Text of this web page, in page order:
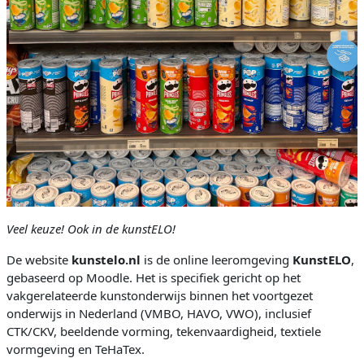
Veel keuze! Ook in de kunstELO!
De website kunstelo.nl is de online leeromgeving KunstELO,
gebaseerd op Moodle. Het is specifiek gericht op het
vakgerelateerde kunstonderwijs binnen het voortgezet
onderwijs in Nederland (VMBO, HAVO, VWO), inclusief
CTK/CKV, beeldende vorming, tekenvaardigheid, textiele
vormgeving en TeHaTex.